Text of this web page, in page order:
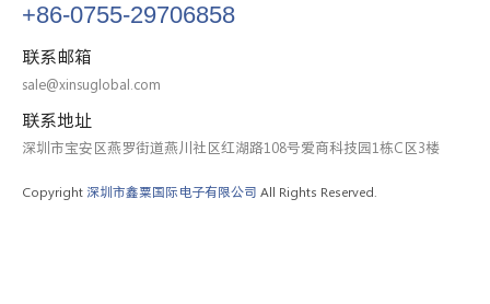
+86-0755-29706858
联系邮箱
sale@xinsuglobal.com
联系地址
深圳市宝安区燕罗街道燕川社区红湖路108号爱商科技园1栋C区3楼
Copyright 深圳市鑫粟国际电子有限公司 All Rights Reserved.